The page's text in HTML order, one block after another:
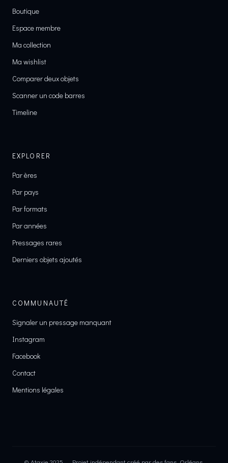
Boutique
Espace membre
Ma collection
Ma wishlist
Comparer deux objets
Scanner un code barres
Timeline
EXPLORER
Par ères
Par pays
Par formats
Par années
Pressages rares
Derniers objets ajoutés
COMMUNAUTÉ
Signaler un pressage manquant
Instagram
Facebook
Contact
Mentions légales